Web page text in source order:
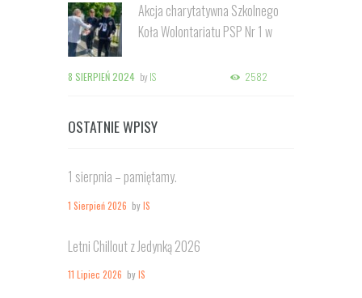
Akcja charytatywna Szkolnego
Koła Wolontariatu PSP Nr 1 w
8 SIERPIEŃ 2024 by IS 2582
OSTATNIE WPISY
1 sierpnia – pamiętamy.
1 Sierpień 2026 byIS
Letni Chillout z Jedynką 2026
11 Lipiec 2026 byIS